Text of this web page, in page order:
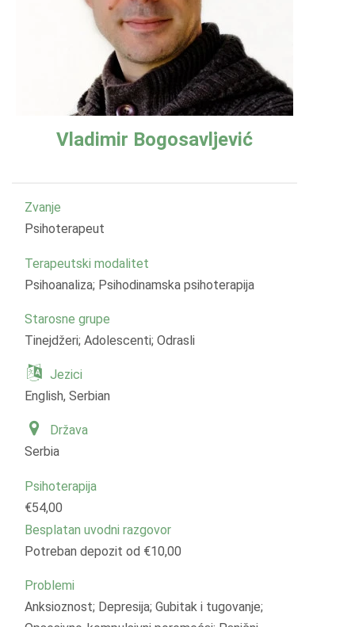
Vladimir Bogosavljević
Zvanje
Psihoterapeut
Terapeutski modalitet
Psihoanaliza; Psihodinamska psihoterapija
Starosne grupe
Tinejdžeri; Adolescenti; Odrasli
Jezici
English, Serbian
Država
Serbia
Psihoterapija
€54,00
Besplatan uvodni razgovor
Potreban depozit od €10,00
Problemi
Anksioznost; Depresija; Gubitak i tugovanje;